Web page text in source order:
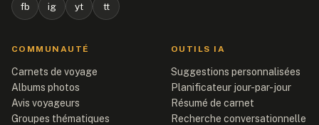
fb ig yt tt
COMMUNAUTÉ
Carnets de voyage
Albums photos
Avis voyageurs
Groupes thématiques
OUTILS IA
Suggestions personnalisées
Planificateur jour-par-jour
Résumé de carnet
Recherche conversationnelle